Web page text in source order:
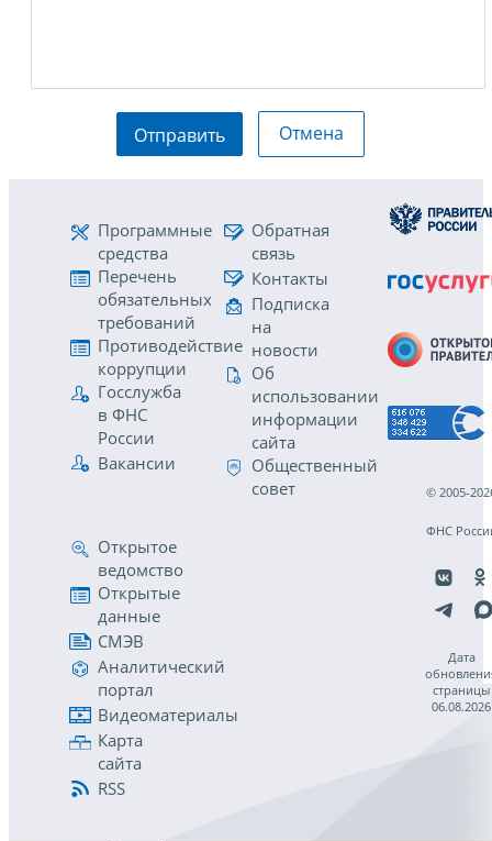
Отправить Отмена
Программные
средства
Перечень
обязательных
требований
Противодействие
коррупции
Госслужба
в ФНС
России
Вакансии
Обратная
связь
Контакты
Подписка
на
новости
Об
использовании
информации
сайта
Общественный
совет
Открытое
ведомство
Открытые
данные
СМЭВ
Аналитический
портал
Видеоматериалы
Карта
сайта
RSS
© 2005-
ФНС
Дата
страницы
06.08.2026